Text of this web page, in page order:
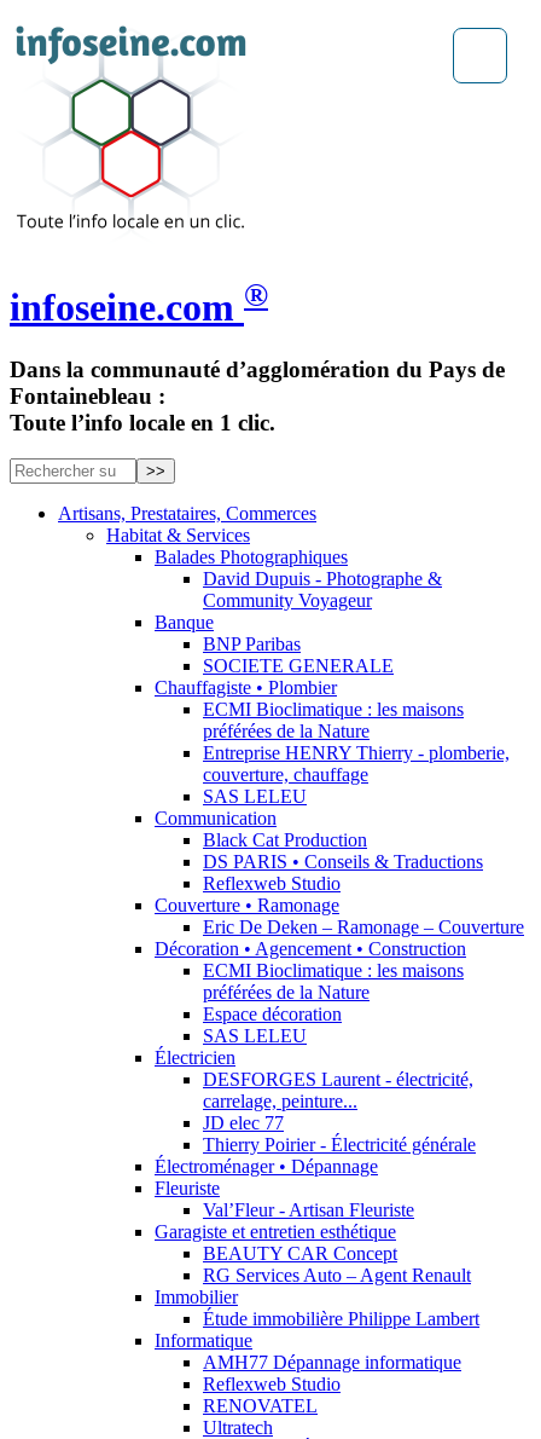
infoseine.com ®
Dans la communauté d’agglomération du Pays de
Fontainebleau :
Toute l’info locale en 1 clic.
Artisans, Prestataires, Commerces
Habitat & Services
Balades Photographiques
David Dupuis - Photographe &
Community Voyageur
Banque
BNP Paribas
SOCIETE GENERALE
Chauffagiste • Plombier
ECMI Bioclimatique : les maisons
préférées de la Nature
Entreprise HENRY Thierry - plomberie,
couverture, chauffage
SAS LELEU
Communication
Black Cat Production
DS PARIS • Conseils & Traductions
Reflexweb Studio
Couverture • Ramonage
Eric De Deken – Ramonage – Couverture
Décoration • Agencement • Construction
ECMI Bioclimatique : les maisons
préférées de la Nature
Espace décoration
SAS LELEU
Électricien
DESFORGES Laurent - électricité,
carrelage, peinture...
JD elec 77
Thierry Poirier - Électricité générale
Électroménager • Dépannage
Fleuriste
Val’Fleur - Artisan Fleuriste
Garagiste et entretien esthétique
BEAUTY CAR Concept
RG Services Auto – Agent Renault
Immobilier
Étude immobilière Philippe Lambert
Informatique
AMH77 Dépannage informatique
Reflexweb Studio
RENOVATEL
Ultratech